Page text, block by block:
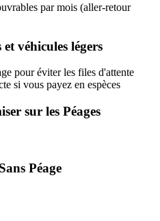
par mois (aller-retour
véhicules légers
pour éviter les files d'attente
si vous payez en espèces
sur les Péages
Péage